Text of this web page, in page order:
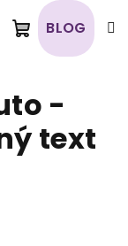
Nákupný
košík
BLOG
-
text